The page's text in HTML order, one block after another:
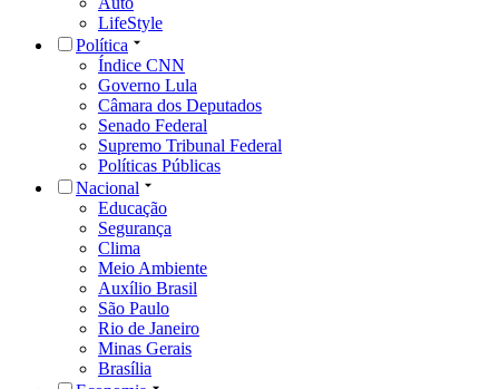
LifeStyle
Política
Índice CNN
Governo Lula
Câmara dos Deputados
Senado Federal
Supremo Tribunal Federal
Políticas Públicas
Nacional
Educação
Segurança
Clima
Meio Ambiente
Auxílio Brasil
São Paulo
Rio de Janeiro
Minas Gerais
Brasília